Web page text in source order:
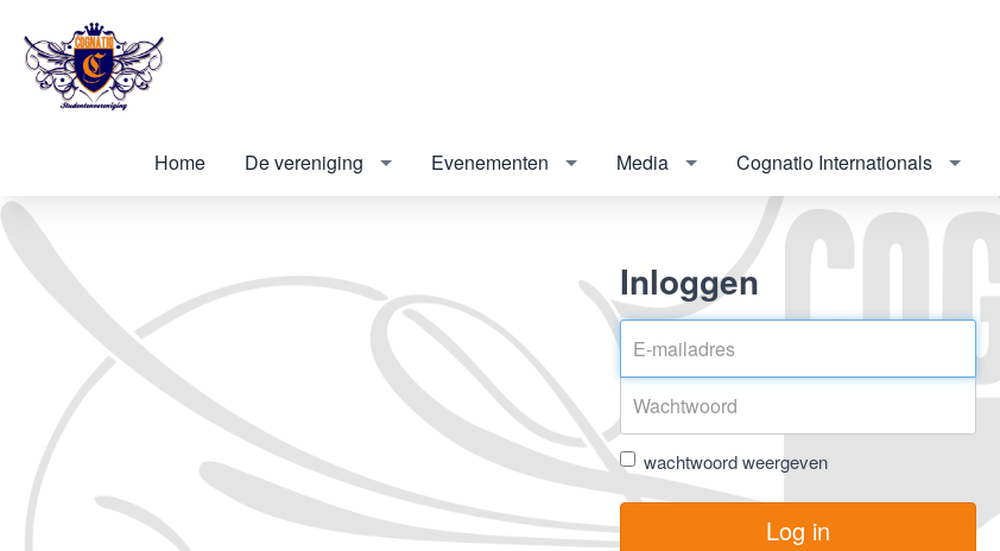
Home De vereniging Evenementen Media Cognatio Internationals
Inloggen
wachtwoord weergeven
Log in